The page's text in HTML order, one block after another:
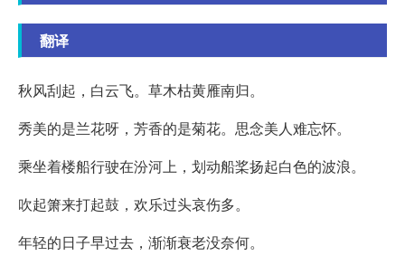
翻译
秋风刮起，白云飞。草木枯黄雁南归。
秀美的是兰花呀，芳香的是菊花。思念美人难忘怀。
乘坐着楼船行驶在汾河上，划动船桨扬起白色的波浪。
吹起箫来打起鼓，欢乐过头哀伤多。
年轻的日子早过去，渐渐衰老没奈何。